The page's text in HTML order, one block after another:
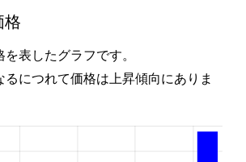
格
表したグラフです。
につれて価格は上昇傾向にありま